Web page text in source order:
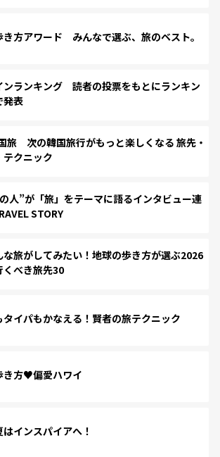
き方アワード みんなで選ぶ、旅のベスト。
ンランキング 読者の投票をもとにランキン
発表
旅 次の韓国旅行がもっと楽しくなる 旅先・
テクニック
人”が「旅」をテーマに語るインタビュー連
STORY
な旅がしてみたい！地球の歩き方が選ぶ2026
くべき旅先30
タイパもかなえる！賢者の旅テクニック
き方♥偏愛ハワイ
インスパイアへ！